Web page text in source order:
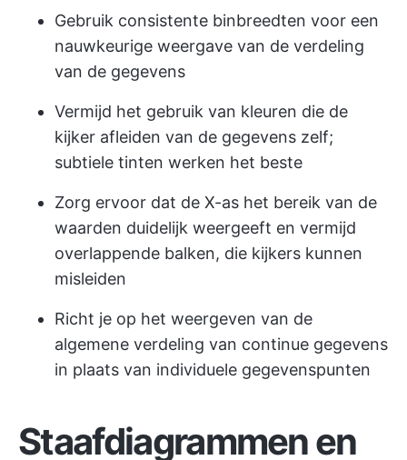
Gebruik consistente binbreedten voor een
nauwkeurige weergave van de verdeling
van de gegevens
Vermijd het gebruik van kleuren die de
kijker afleiden van de gegevens zelf;
subtiele tinten werken het beste
Zorg ervoor dat de X-as het bereik van de
waarden duidelijk weergeeft en vermijd
overlappende balken, die kijkers kunnen
misleiden
Richt je op het weergeven van de
algemene verdeling van continue gegevens
in plaats van individuele gegevenspunten
Staafdiagrammen en